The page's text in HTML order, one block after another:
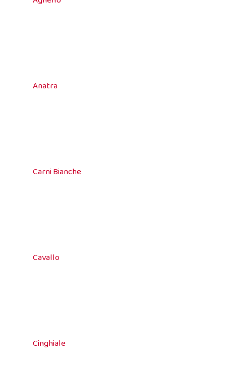
Anatra
Carni Bianche
Cavallo
Cinghiale